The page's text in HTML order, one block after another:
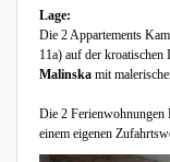
Lage:
Die 2 Appartements
11a) auf der
Malinska mit
Die 2 Ferienwohnungen
einem eigenen